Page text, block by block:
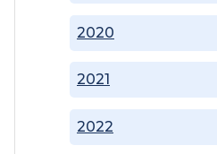
2020
2021
2022